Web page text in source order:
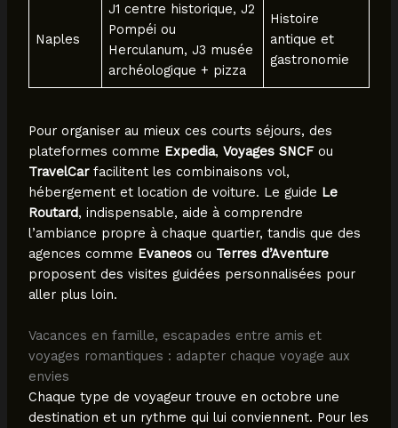
Naples
J1 centre historique, J2
Pompéi ou
Herculanum, J3 musée
archéologique + pizza
Histoire
antique et
gastronomie
Pour organiser au mieux ces courts séjours, des
plateformes comme Expedia, Voyages SNCFou
TravelCarfacilitent les combinaisons vol,
hébergement et location de voiture. Le guide Le
Routard, indispensable, aide à comprendre
l’ambiance propre à chaque quartier, tandis que des
agences comme Evaneosou Terres d’Aventure
proposent des visites guidées personnalisées pour
aller plus loin.
Vacances en famille, escapades entre amis et
voyages romantiques : adapter chaque voyage aux
envies
Chaque type de voyageur trouve en octobre une
destination et un rythme qui lui conviennent. Pour les